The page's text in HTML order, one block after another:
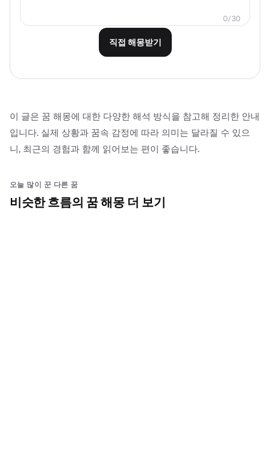
0/30
직접 해몽받기
이 글은 꿈 해몽에 대한 다양한 해석 방식을 참고해 정리한 안내
입니다. 실제 상황과 꿈속 감정에 따라 의미는 달라질 수 있으
니, 최근의 경험과 함께 읽어보는 편이 좋습니다.
오늘 많이 꾼 다른 꿈
비슷한 흐름의 꿈 해몽 더 보기